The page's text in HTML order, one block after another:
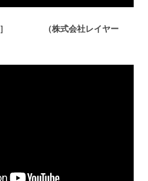
］ （株式会社レイヤー